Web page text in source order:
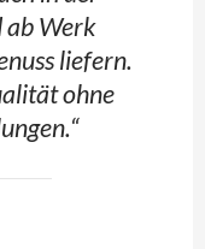
ab Werk
liefern.
ohne